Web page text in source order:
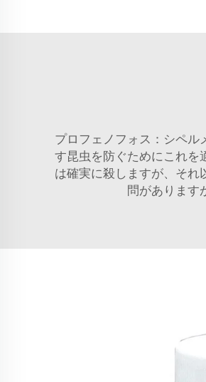
プロフェノフォス：シペル
す昆虫を防ぐためにこれを
は確実に殺しますが、それ
問があります